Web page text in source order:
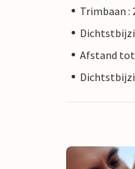
Trimbaan :
Afstand